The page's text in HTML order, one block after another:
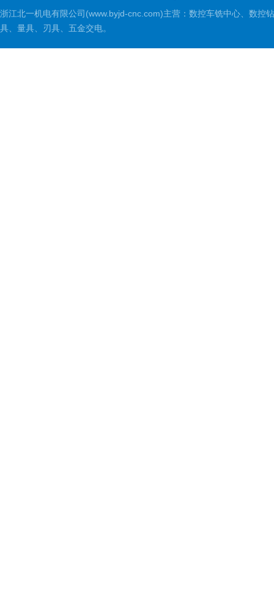
浙江北一机电有限公司(www.byjd-cnc.com)主营：数控车铣中心、数控
具、量具、刃具、五金交电。